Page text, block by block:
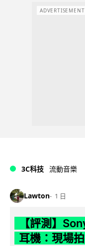
ADVERTISEMENT
3C科技 流動音樂
Lawton 1 日
【評測】
耳機：現場